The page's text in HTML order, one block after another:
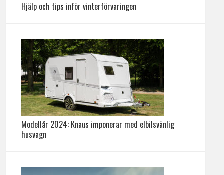
Hjälp och tips inför vinterförvaringen
Modellår 2024: Knaus imponerar med elbilsvänlig
husvagn